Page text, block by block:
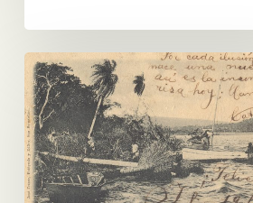
San
Bernardino.
Costa
del
Lago
Ipacaray